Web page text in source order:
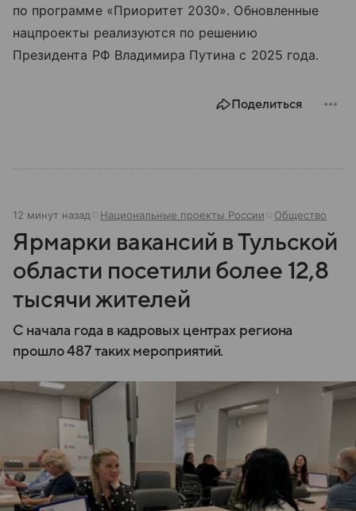
по программе «Приоритет 2030». Обновленные
нацпроекты реализуются по решению
Президента РФ Владимира Путина с 2025 года.
Поделиться
12 минут назад Национальные проекты России Общество
Ярмарки вакансий в Тульской
области посетили более 12,8
тысячи жителей
С начала года в кадровых центрах региона
прошло 487 таких мероприятий.